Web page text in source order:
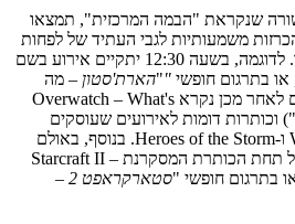
שנקראת "הבמה המרכזית", תמצאו
משמעותיות לגבי העתיד של לפחות
חלק מהמשחקים של בליזארד. לדוגמה, בשעה 12:30 יתקיים אירוע בשם
"
"הארת'סטון – מה
הדבר הבא". האירוע שיתקיים לאחר מכן נקרא Overwatch – What's
דומות לאירועים שעוסקים
במשחקים World of Warcraft ו-Heroes of the Storm. בנוסף, באולם
הפאנלים עתיד להתרחש פאנל תחת הכותרת המסקרנת Starcraft II –
סטארקראפט 2
–